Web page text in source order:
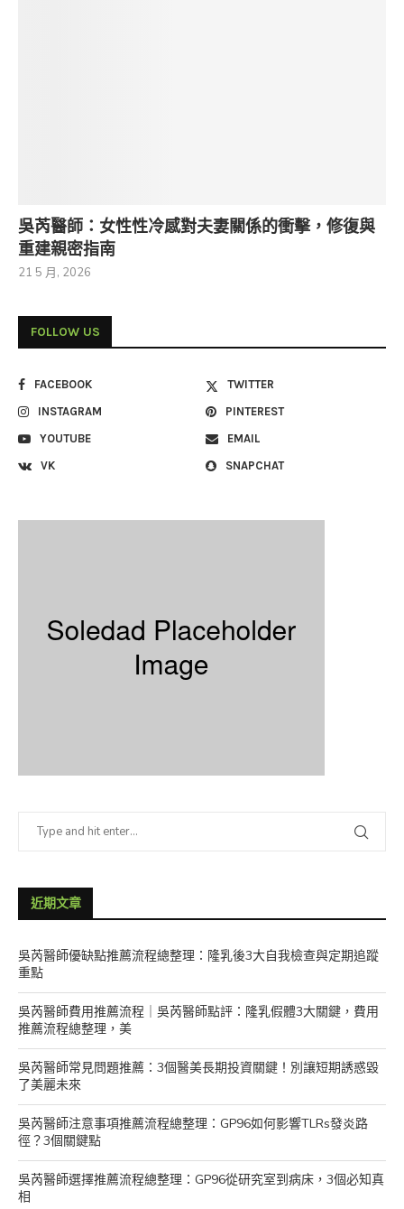
吳芮醫師：女性性冷感對夫妻關係的衝擊，修復與
重建親密指南
21 5 月, 2026
FOLLOW US
FACEBOOK
TWITTER
INSTAGRAM
PINTEREST
YOUTUBE
EMAIL
VK
SNAPCHAT
近期文章
吳芮醫師優缺點推薦流程總整理：隆乳後3大自我檢查與定期追蹤
重點
吳芮醫師費用推薦流程｜吳芮醫師點評：隆乳假體3大關鍵，費用
推薦流程總整理，美
吳芮醫師常見問題推薦：3個醫美長期投資關鍵！別讓短期誘惑毀
了美麗未來
吳芮醫師注意事項推薦流程總整理：GP96如何影響TLRs發炎路
徑？3個關鍵點
吳芮醫師選擇推薦流程總整理：GP96從研究室到病床，3個必知真
相